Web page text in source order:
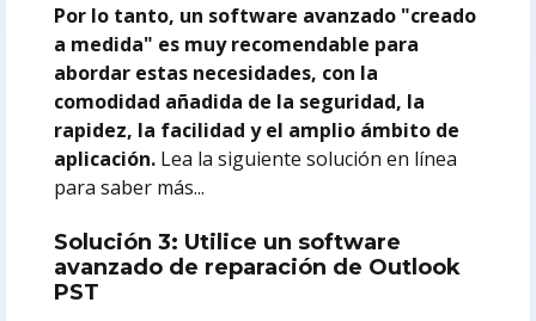
Por lo tanto, un software avanzado "creado
a medida" es muy recomendable para
abordar estas necesidades, con la
comodidad añadida de la seguridad, la
rapidez, la facilidad y el amplio ámbito de
aplicación. Lea la siguiente solución en línea
para saber más...
Solución 3: Utilice un software
avanzado de reparación de Outlook
PST